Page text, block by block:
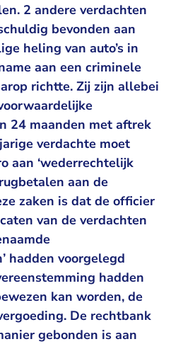
2 andere verdachten
bevonden aan
heling van auto’s in
aan een criminele
richtte. Zij zijn allebei
24 maanden met aftrek
verdachte moet
aan ‘wederrechtelijk
aan de
zaken is dat de officier
van de verdachten
hadden voorgelegd
hadden
kan worden, de
De rechtbank
gebonden is aan